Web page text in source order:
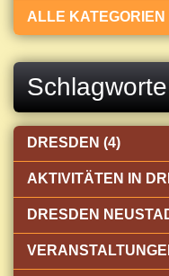
ALLE KATEGORIEN
Schlagworte
DRESDEN (4)
AKTIVITÄTEN IN
DRESDEN